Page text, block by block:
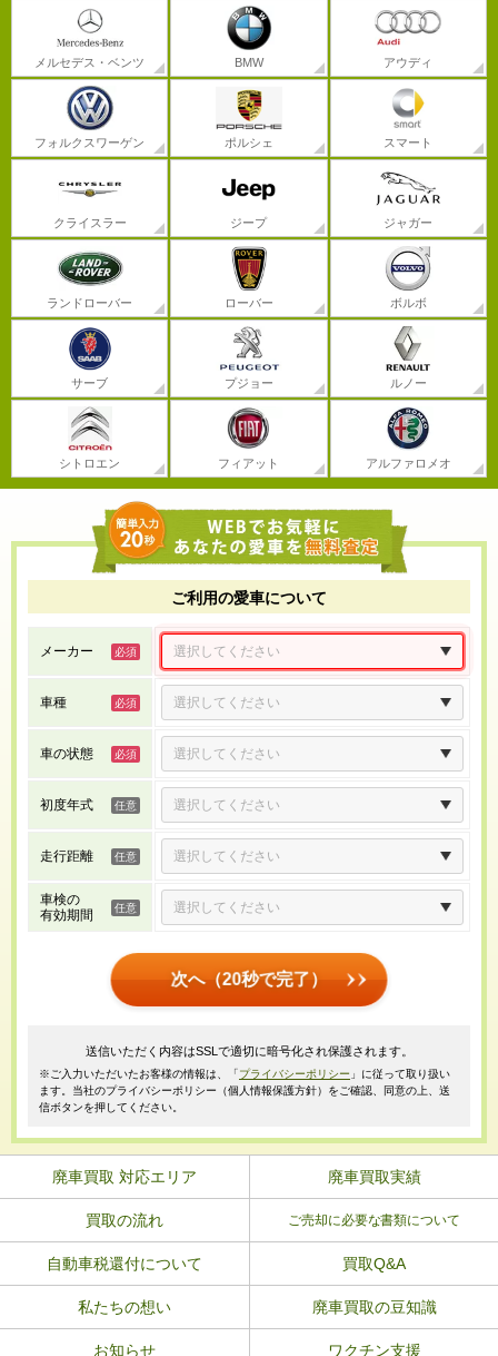
メルセデス・ベンツ BMW アウディ
フォルクスワーゲン ポルシェ スマート
クライスラー ジープ ジャガー
ランドローバー ローバー ボルボ
サーブ プジョー ルノー
シトロエン フィアット アルファロメオ
ご利用の愛車について
メーカー
車種
車の状態
初度年式
走行距離
車検の
有効期間
次へ（20秒で完了）
送信いただく内容はSSLで適切に暗号化され保護されます。
※ご入力いただいたお客様の情報は、「プライバシーポリシー 」に従って取り扱い
ます。当社のプライバシーポリシー（個人情報保護方針）をご確認、同意の上、送
信ボタンを押してください。
廃車買取 対応エリア 廃車買取実績
買取の流れ ご売却に必要な書類について
自動車税還付について 買取Q&A
私たちの想い 廃車買取の豆知識
お知らせ ワクチン支援